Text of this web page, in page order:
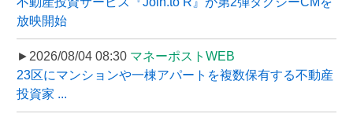
放映開始
►2026/08/04 08:30 マネーポストWEB
23区にマンションや一棟アパートを複数保有する不動産
投資家 ...